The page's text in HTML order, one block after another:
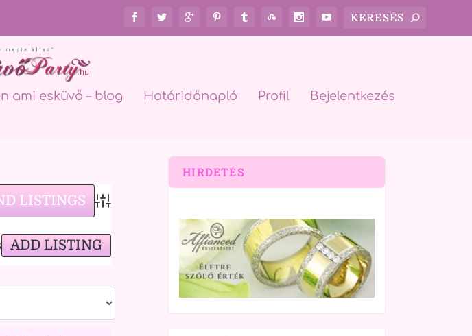
ami esküvő – blog Határidőnapló Profil Bejelentkezés
Advanced Search
ADD LISTING
HIRDETÉS